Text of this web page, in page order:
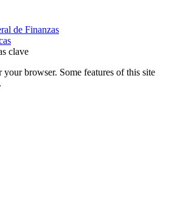
de Finanzas
clave
your browser. Some features of this site